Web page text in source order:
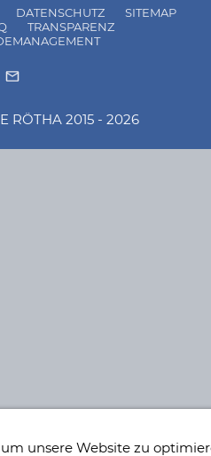
DATENSCHUTZ
SITEMAP
TRANSPARENZ
RÖTHA 2015 - 2026
unsere Website zu